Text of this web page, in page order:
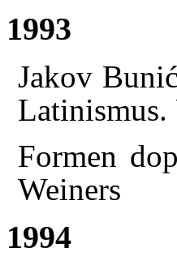
1993
Jakov
Latinismus.
Formen
Weiners
1994